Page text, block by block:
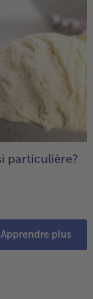
particulière?
Apprendre plus